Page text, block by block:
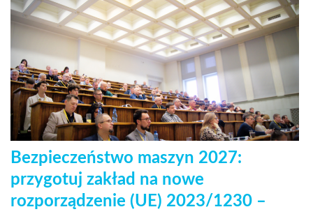
Bezpieczeństwo maszyn 2027:
przygotuj zakład na nowe
rozporządzenie (UE) 2023/1230 –